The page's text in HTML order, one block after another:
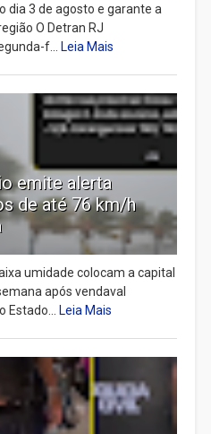
dia 3 de agosto e garante a
O Detran RJ
f...
Leia Mais
emite alerta
de até 76 km/h
umidade colocam a capital
após vendaval
Estado...
Leia Mais